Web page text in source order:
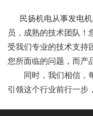
民扬机电从事发电机
员，成熟的技术团队！
受我们专业的技术支持
您所面临的问题，而产
同时，我们相信，每
引领这个行业前行一步